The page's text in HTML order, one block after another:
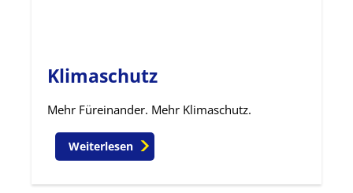
Klimaschutz
Mehr Füreinander. Mehr Klimaschutz.
Weiterlesen